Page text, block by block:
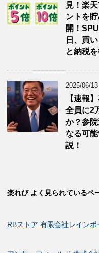
見！楽
ントを
開！
日、買
と納税
2025/06/13
【速報
全員に2
か？参
なる可
説！
楽れび よく見られているペ
RBストア 有限会社レイン